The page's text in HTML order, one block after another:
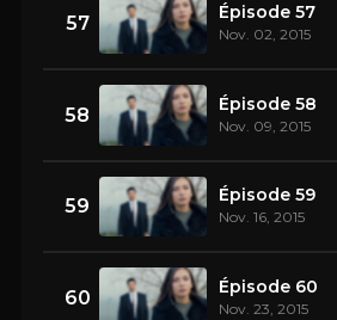
57 Épisode 57
Nov. 02, 2015
58 Épisode 58
Nov. 09, 2015
59 Épisode 59
Nov. 16, 2015
60 Épisode 60
Nov. 23, 2015